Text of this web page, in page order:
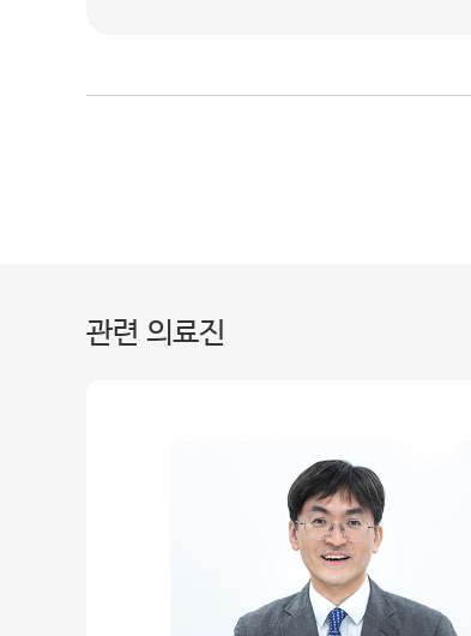
관련 의료진